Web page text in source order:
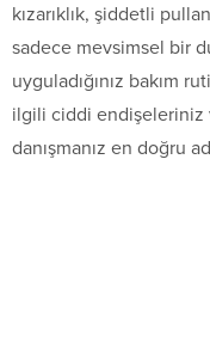
kızarıklık, şiddetli
sadece mevsimsel bir
uyguladığınız bakım
ilgili ciddi endişeleriniz
danışmanız en doğru